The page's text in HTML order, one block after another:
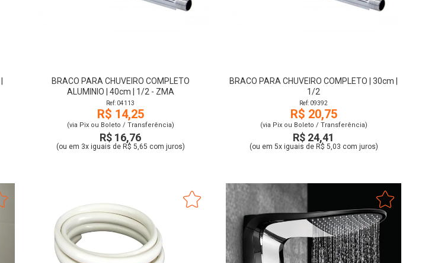
BRACO PARA CHUVEIRO COMPLETO
ALUMINIO | 40cm | 1/2 - ZMA
Ref: 04113
R$ 14,25
(via Pix ou Boleto / Transferência)
R$ 16,76
(ou em 3x iguais de R$ 5,65 com juros)
BRACO PARA CHUVEIRO COMPLETO | 30cm |
1/2
Ref: 09392
R$ 20,75
(via Pix ou Boleto / Transferência)
R$ 24,41
(ou em 5x iguais de R$ 5,03 com juros)